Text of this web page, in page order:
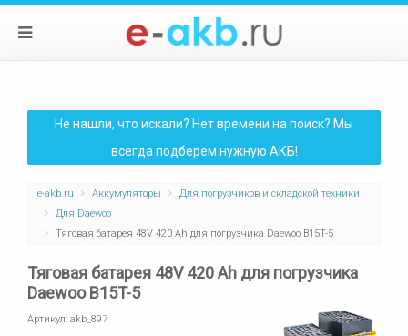
Не нашли, что искали? Нет времени на поиск? Мы
всегда подберем нужную АКБ!
e-akb.ru Аккумуляторы
Для погрузчиков и складской техники
Для Daewoo
Тяговая батарея 48V 420 Ah для погрузчика Daewoo B15T-5
Тяговая батарея 48V 420 Ah для погрузчика
Daewoo B15T-5
Артикул: akb_897